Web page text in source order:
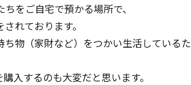
をご自宅で預かる場所で、
れております。
物（家財など）をつかい生活しているた
入するのも大変だと思います。